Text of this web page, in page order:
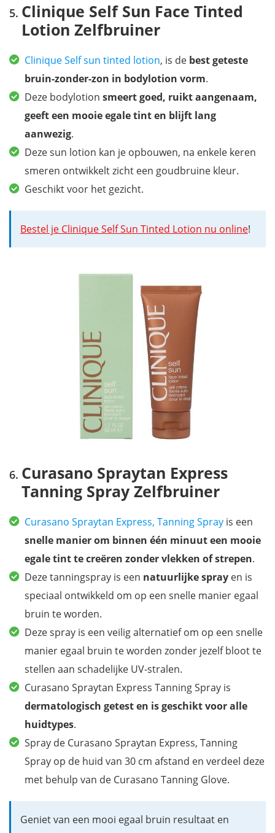
Clinique Self Sun Face Tinted
Lotion Zelfbruiner
Clinique Self sun tinted lotion, is de best geteste
bruin-zonder-zon in bodylotion vorm.
Deze bodylotion smeert goed, ruikt aangenaam,
geeft een mooie egale tint en blijft lang
aanwezig.
Deze sun lotion kan je opbouwen, na enkele keren
smeren ontwikkelt zicht een goudbruine kleur.
Geschikt voor het gezicht.
Bestel je Clinique Self Sun Tinted Lotion nu online!
Curasano Spraytan Express
Tanning Spray Zelfbruiner
Curasano Spraytan Express, Tanning Spray is een
snelle manier om binnen één minuut een mooie
egale tint te creëren zonder vlekken of strepen.
Deze tanningspray is een natuurlijke spray en is
speciaal ontwikkeld om op een snelle manier egaal
bruin te worden.
Deze spray is een veilig alternatief om op een snelle
manier egaal bruin te worden zonder jezelf bloot te
stellen aan schadelijke UV-stralen.
Curasano Spraytan Express Tanning Spray is
dermatologisch getesten is geschikt voor alle
huidtypes.
Spray de Curasano Spraytan Express, Tanning
Spray op de huid van 30 cm afstand en verdeel deze
met behulp van de Curasano Tanning Glove.
Geniet van een mooi egaal bruin resultaat en